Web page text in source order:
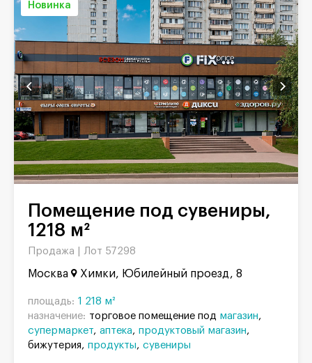
Новинка
Помещение под сувениры,
1218 м²
Продажа | Лот 57298
Москва Химки, Юбилейный проезд, 8
площадь: 1 218 м²
назначение: торговое помещение под магазин
супермаркет аптека
продуктовый магазин
бижутерия
продукты сувениры